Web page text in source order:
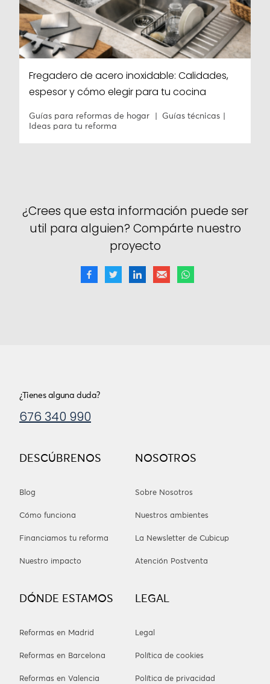
Fregadero de acero inoxidable: Calidades,
espesor y cómo elegir para tu cocina
Guías para reformas de hogar
Guías técnicas
Ideas para tu reforma
¿Crees que esta información puede ser
util para alguien? Compárte nuestro
proyecto
DESCÚBRENOS
Blog
Cómo funciona
Financiamos tu reforma
Nuestro impacto
NOSOTROS
Sobre Nosotros
Nuestros ambientes
La Newsletter de Cubicup
Atención Postventa
DÓNDE ESTAMOS
Reformas en Madrid
Reformas en Barcelona
Reformas en Valencia
LEGAL
Legal
Política de cookies
Política de privacidad
¿Tienes alguna duda?
676 340 990